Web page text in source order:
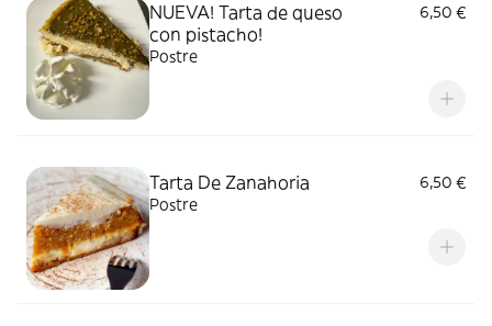
NUEVA! Tarta de queso
con pistacho!
6,50 €
Postre
Tarta De Zanahoria
6,50 €
Postre